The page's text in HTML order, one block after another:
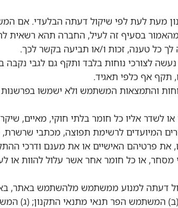
מעת לעת לפי שיקול דעתה הבלעדי. אם
מהאמור בסעיף זה לעיל, החברה תהא רשאית
כל טענה, זכות ו/או תביעה בקשר לכך.
נעשה לצורכי נוחות בלבד ותקף גם לגבי
אף כלפי תאגיד.
לשדר אליו כל חומר בלתי חוקי, מאיים,
המיועדים לרשימת תפוצה, מכתבי שרשרת,
פרטיהם האישיים או את מענם ודרכי
מסחר, או כל חומר אחר אשר עלול
דעתה למנוע ממשתמש מלהשתמש
(ב) המשתמש הפר תנאי מתנאי התקנון; (ג)